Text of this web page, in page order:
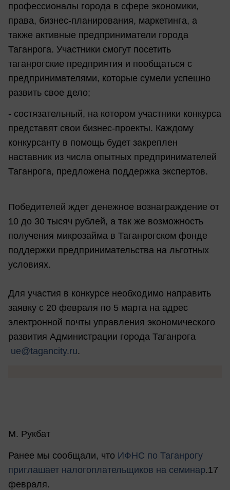
профессионалы города в сфере экономики,
права, бизнес-планирования, маркетинга, а
также активные предприниматели города
Таганрога. Участники смогут посетить
таганрогские предприятия и пообщаться с
предпринимателями, которые сумели успешно
развить свое дело;
- состязательный, на котором участники конкурса
представят свои бизнес-проекты. Каждому
конкурсанту в помощь будет закреплен
наставник из числа опытных предпринимателей
Таганрога, предложена поддержка экспертов.
Победителей ждет денежное вознаграждение от
10 до 30 тысяч рублей, а так же возможность
получения микрозайма в Таганрогском фонде
поддержки предпринимательства на льготных
условиях.
Для участия в конкурсе необходимо направить
заявку с 20 февраля по 5 марта на адрес
электронной почты управления экономического
развития Администрации города Таганрога
ue@tagancity.ru.
М. Рукбат
Ранее мы сообщали, что ИФНС по Таганрогу
приглашает налогоплательщиков на семинар.17
февраля.